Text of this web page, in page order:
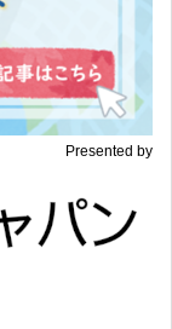
Presented by